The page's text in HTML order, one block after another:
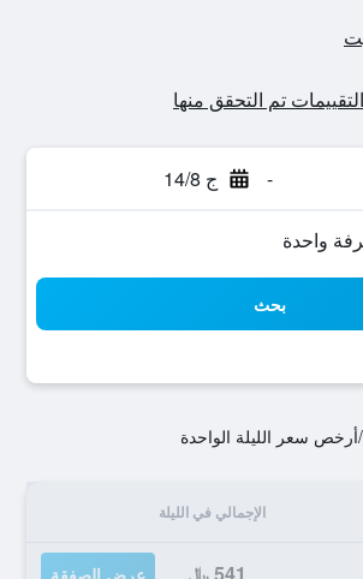
- ج 14/8
بحث
/أرخص سعر الليلة الواحدة
الإجمالي في الليلة
541 ﷼ عرض الصفقة